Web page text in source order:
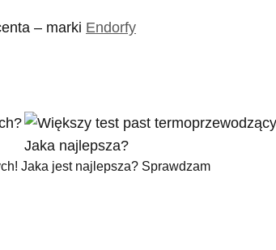
– marki Endorfy
Jaka jest najlepsza? Sprawdzam